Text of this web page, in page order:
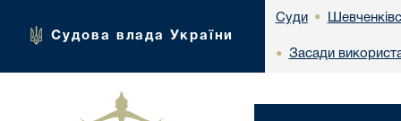
Судова влада України
Суди •
• Засади